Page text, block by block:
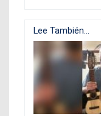
Lee También...